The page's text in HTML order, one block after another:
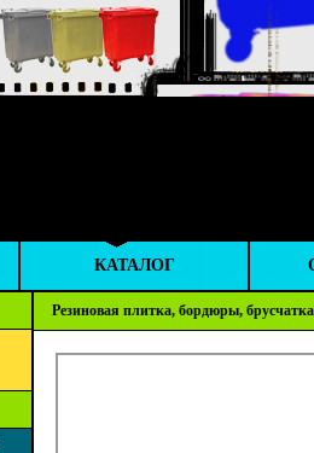
КАТАЛОГ
Резиновая плитка, бордюры, брусчатка